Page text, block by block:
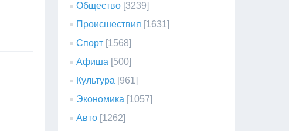
Общество [3239]
Происшествия [1631]
Спорт [1568]
Афиша [500]
Культура [961]
Экономика [1057]
Авто [1262]